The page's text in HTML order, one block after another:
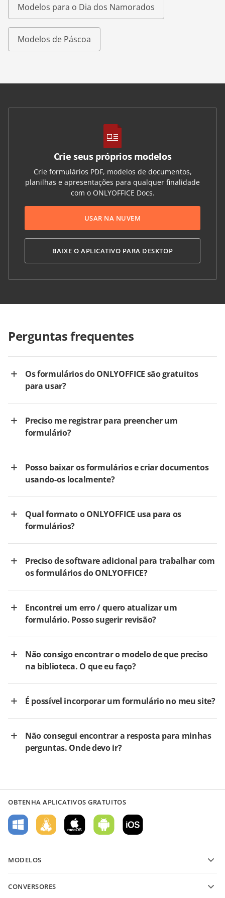
Modelos para o Dia dos Namorados
Modelos de Páscoa
Crie seus próprios modelos
Crie formulários PDF, modelos de documentos,
planilhas e apresentações para qualquer finalidade
com o ONLYOFFICE Docs.
USAR NA NUVEM
BAIXE O APLICATIVO PARA DESKTOP
Perguntas frequentes
Os formulários do ONLYOFFICE são gratuitos
para usar?
Preciso me registrar para preencher um
formulário?
Posso baixar os formulários e criar documentos
usando-os localmente?
Qual formato o ONLYOFFICE usa para os
formulários?
Preciso de software adicional para trabalhar com
os formulários do ONLYOFFICE?
Encontrei um erro / quero atualizar um
formulário. Posso sugerir revisão?
Não consigo encontrar o modelo de que preciso
na biblioteca. O que eu faço?
É possível incorporar um formulário no meu site?
Não consegui encontrar a resposta para minhas
perguntas. Onde devo ir?
OBTENHA APLICATIVOS GRATUITOS
MODELOS
Modelos de documentos de texto
CONVERSORES